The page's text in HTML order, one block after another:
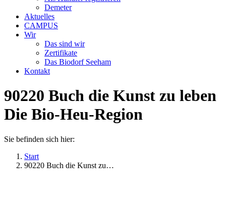
Demeter
Aktuelles
CAMPUS
Wir
Das sind wir
Zertifikate
Das Biodorf Seeham
Kontakt
90220 Buch die Kunst zu leben
Die Bio-Heu-Region
Sie befinden sich hier:
Start
90220 Buch die Kunst zu…